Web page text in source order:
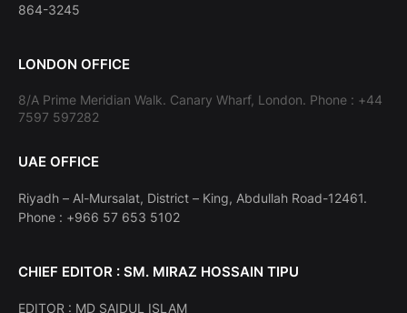
864-3245
LONDON OFFICE
8/A Prime Meridian Walk. Canary Wharf, London. Phone : +44
7597 597282
UAE OFFICE
Riyadh – Al-Mursalat, District – King, Abdullah Road-12461.
Phone : +966 57 653 5102
CHIEF EDITOR : SM. MIRAZ HOSSAIN TIPU
EDITOR : MD SAIDUL ISLAM